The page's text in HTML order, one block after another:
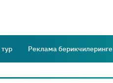
Реклама берикчилеринге